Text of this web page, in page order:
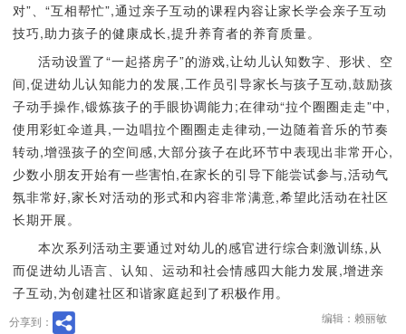
对”、“互相帮忙”,通过亲子互动的课程内容让家长学会亲子互动
技巧,助力孩子的健康成长,提升养育者的养育质量。
活动设置了“一起搭房子”的游戏,让幼儿认知数字、形状、空
间,促进幼儿认知能力的发展,工作员引导家长与孩子互动,鼓励孩
子动手操作,锻炼孩子的手眼协调能力;在律动“拉个圈圈走走”中,
使用彩虹伞道具,一边唱拉个圈圈走走律动,一边随着音乐的节奏
转动,增强孩子的空间感,大部分孩子在此环节中表现出非常开心,
少数小朋友开始有一些害怕,在家长的引导下能尝试参与,活动气
氛非常好,家长对活动的形式和内容非常满意,希望此活动在社区
长期开展。
本次系列活动主要通过对幼儿的感官进行综合刺激训练,从
而促进幼儿语言、认知、运动和社会情感四大能力发展,增进亲
子互动,为创建社区和谐家庭起到了积极作用。
分享到： 编辑：赖丽敏